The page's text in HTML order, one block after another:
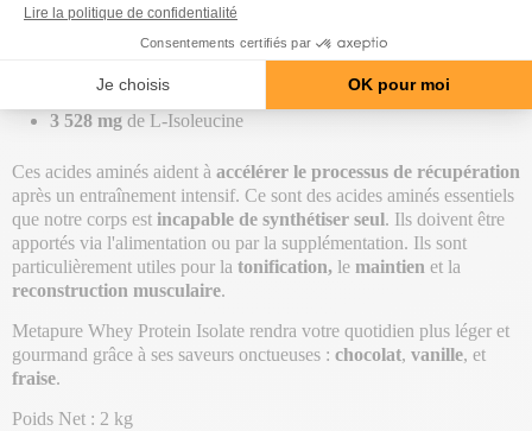
(BCAAs) jusqu'à :
3 354 mgde L-Valine
3 528 mg de L-Isoleucine
Ces acides aminés aident à accélérer le processus de récupération
après un entraînement intensif. Ce sont des acides aminés essentiels
que notre corps est incapable de synthétiser seul. Ils doivent être
apportés via l'alimentation ou par la supplémentation. Ils sont
particulièrement utiles pour la tonification, le maintien et la
reconstruction musculaire.
Metapure Whey Protein Isolate rendra votre quotidien plus léger et
gourmand grâce à ses saveurs onctueuses : chocolat, vanille, et
fraise.
Poids Net : 2 kg